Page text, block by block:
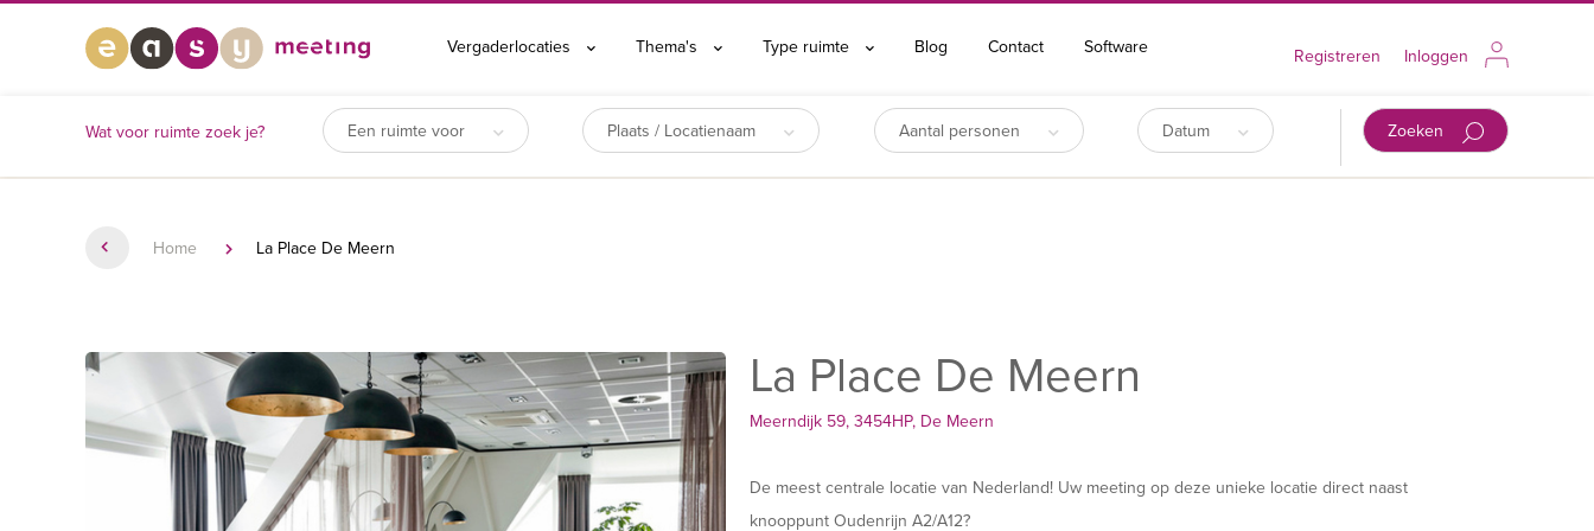
Vergaderlocaties Thema's Type ruimte Blog Contact Software Registreren Inloggen
Wat voor ruimte zoek je? Een ruimte voor Plaats / Locatienaam Aantal personen Datum Zoeken
Home La Place De Meern
La Place De Meern
Meerndijk 59, 3454HP, De Meern
De meest centrale locatie van Nederland! Uw meeting op deze unieke locatie direct naast
knooppunt Oudenrijn A2/A12?